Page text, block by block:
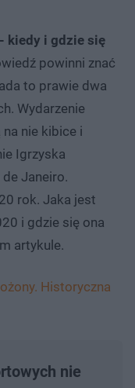
kiedy i gdzie się
powinni znać
to prawie dwa
Wydarzenie
nie kibice i
Igrzyska
Janeiro.
rok. Jaka jest
i gdzie się ona
artykule.
Historyczna
nie